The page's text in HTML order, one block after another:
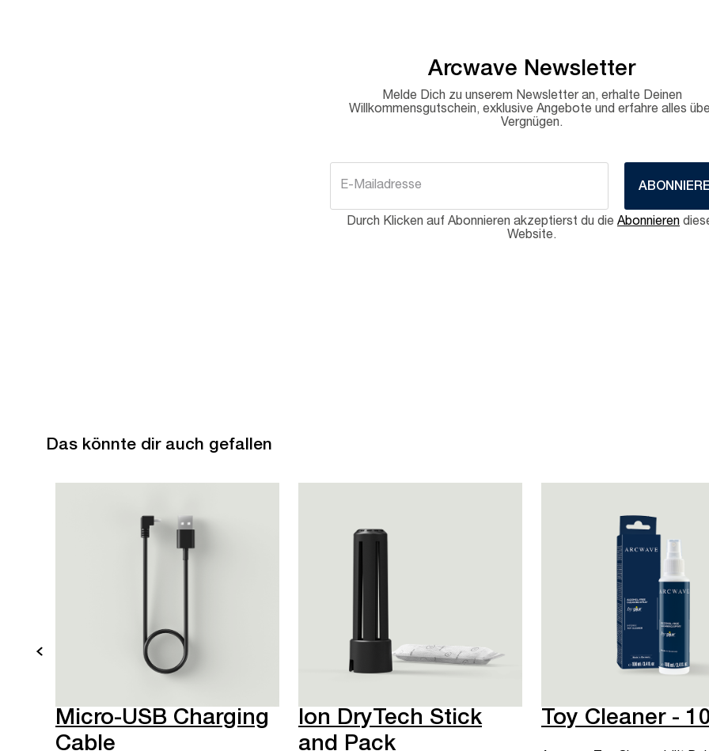
Arcwave Newsletter
Melde Dich zu unserem Newsletter an, erhalte Deinen
Willkommensgutschein, exklusive Angebote und erfahre alles
Vergnügen.
Durch Klicken auf Abonnieren akzeptierst du die Abonnieren
Website.
Das könnte dir auch gefallen
Micro-USB Charging
Cable
Ion DryTech Stick
and Pack
Toy Cleaner -